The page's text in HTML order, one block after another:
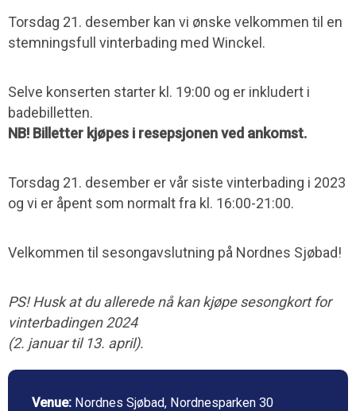
Torsdag 21. desember kan vi ønske velkommen til en
stemningsfull vinterbading med Winckel.
Selve konserten starter kl. 19:00 og er inkludert i
badebilletten.
NB! Billetter kjøpes i resepsjonen ved ankomst.
Torsdag 21. desember er vår siste vinterbading i 2023
og vi er åpent som normalt fra kl. 16:00-21:00.
Velkommen til sesongavslutning på Nordnes Sjøbad!
PS! Husk at du allerede nå kan kjøpe sesongkort for
vinterbadingen 2024
(2. januar til 13. april).
Venue: Nordnes Sjøbad, Nordnesparken 30